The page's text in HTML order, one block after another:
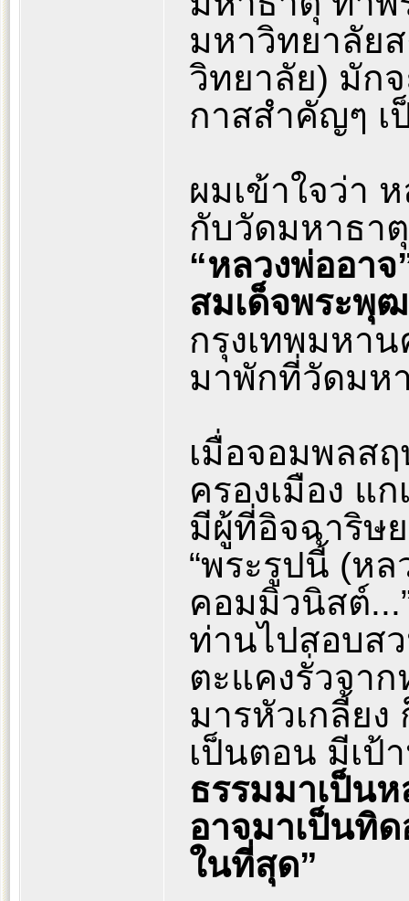
มหาวิทยาลัย
วิทยาลัย) มัก
กาสสำคัญๆ เ
ผมเข้าใจว่า
กับวัดมหาธา
“หลวงพ่ออา
สมเด็จพระพุ
กรุงเทพมหา
มาพักที่วัดมห
เมื่อจอมพลส
ครองเมือง แ
มีผู้ที่อิจฉาริษ
“พระรูปนี้ (ห
คอมมิวนิสต์
ท่านไปสอบส
ตะแคงรั่วจา
มารหัวเกลี้ย
เป็นตอน มีเป้
ธรรมมาเป็นห
อาจมาเป็นทิ
ในที่สุด”